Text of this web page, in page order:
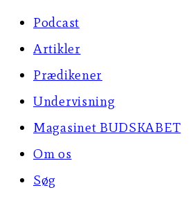
Podcast
Artikler
Prædikener
Undervisning
Magasinet BUDSKABET
Om os
Søg